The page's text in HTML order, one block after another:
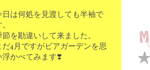
日は何処を見渡しても半袖で
節を勘違いして来ました。
だ4月ですがビアガーデンを思
浮かべてみます❣️